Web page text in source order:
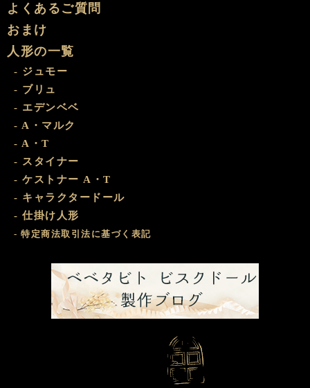
よくあるご質問
おまけ
人形の一覧
- ジュモー
- ブリュ
- エデンベベ
- A・マルク
- A・T
- スタイナー
- ケストナー A・T
- キャラクタードール
- 仕掛け人形
- 特定商法取引法に基づく表記